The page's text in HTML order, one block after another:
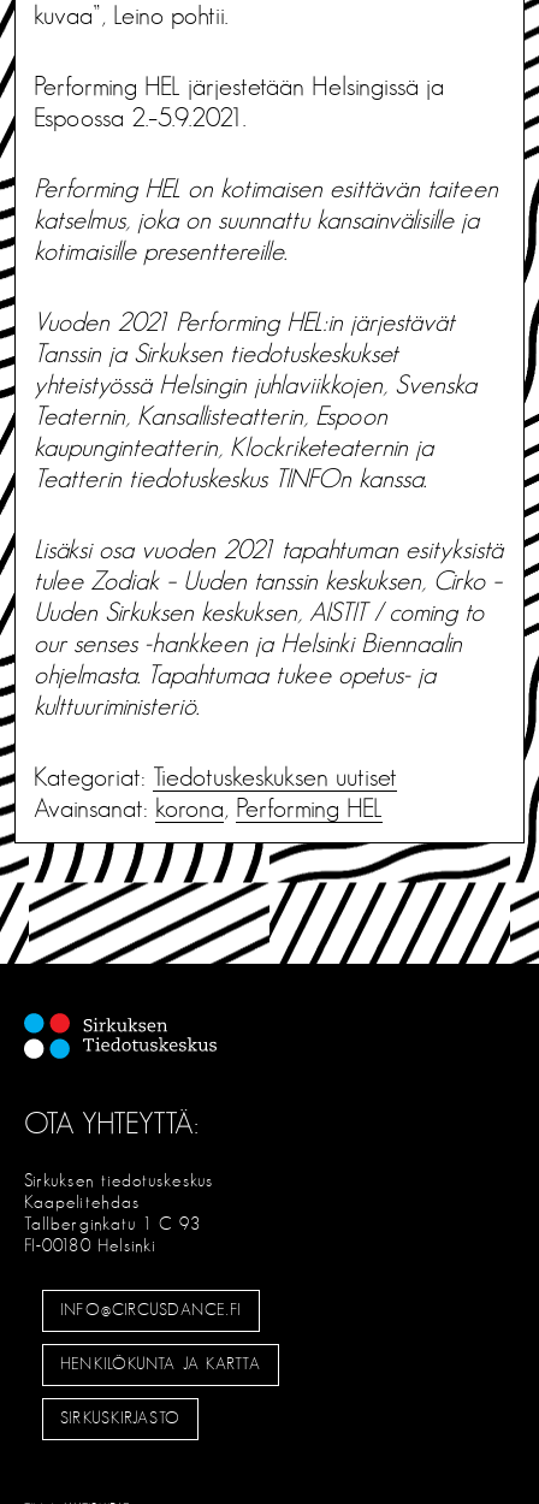
kuvaa”, Leino pohtii.
Performing HEL järjestetään Helsingissä ja
Espoossa 2.–5.9.2021.
Performing HEL on kotimaisen esittävän taiteen
katselmus, joka on suunnattu kansainvälisille ja
kotimaisille presenttereille.
Vuoden 2021 Performing HEL:in järjestävät
Tanssin ja Sirkuksen tiedotuskeskukset
yhteistyössä Helsingin juhlaviikkojen, Svenska
Teaternin, Kansallisteatterin, Espoon
kaupunginteatterin, Klockriketeaternin ja
Teatterin tiedotuskeskus TINFOn kanssa.
Lisäksi osa vuoden 2021 tapahtuman esityksistä
tulee Zodiak – Uuden tanssin keskuksen, Cirko –
Uuden Sirkuksen keskuksen, AISTIT / coming to
our senses -hankkeen ja Helsinki Biennaalin
ohjelmasta. Tapahtumaa tukee opetus- ja
kulttuuriministeriö.
Kategoriat: Tiedotus­keskuksen uutiset
Avainsanat: korona, Performing HEL
OTA YHTEYTTÄ:
Sirkuksen tiedotuskeskus
Kaapelitehdas
Tallberginkatu 1 C 93
FI-00180 Helsinki
INFO@CIRCUSDANCE.FI
HENKILÖKUNTA JA KARTTA
SIRKUSKIRJASTO